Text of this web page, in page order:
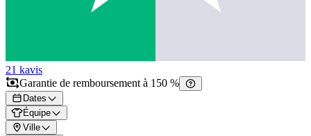
21 kavis
Garantie de remboursement à 150 %
Dates
Équipe
Ville